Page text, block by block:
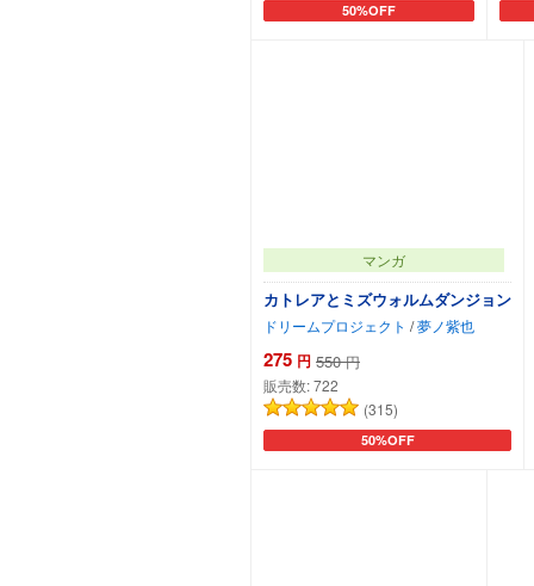
50%OFF
カートに追加
マンガ
カトレアとミズウォルムダンジョン
ドリームプロジェクト /夢ノ紫也
275 円 550 円
販売数:722
(315)
50%OFF
カートに追加